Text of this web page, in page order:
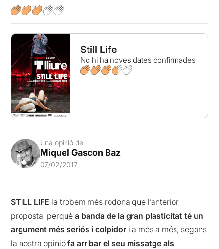
Still Life
No hi ha noves dates confirmades
Una opinió de
Miquel Gascon Baz
07/02/2017
STILL LIFE la trobem més rodona que l’anterior
proposta, perquèa banda de la gran plasticitat té un
argument més seriós i colpidor i a més a més, segons
la nostra opinió fa arribar el seu missatge als